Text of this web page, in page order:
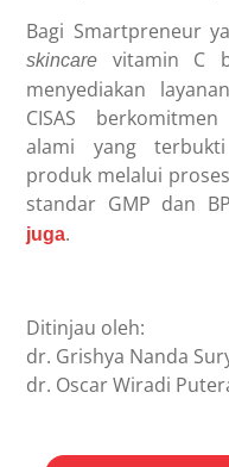
Bagi Smartpreneur
skincare vitamin C
menyediakan
CISAS
alami yang
produk melalui
standar GMP dan
juga.
Ditinjau oleh:
dr. Grishya Nanda
dr. Oscar Wiradi